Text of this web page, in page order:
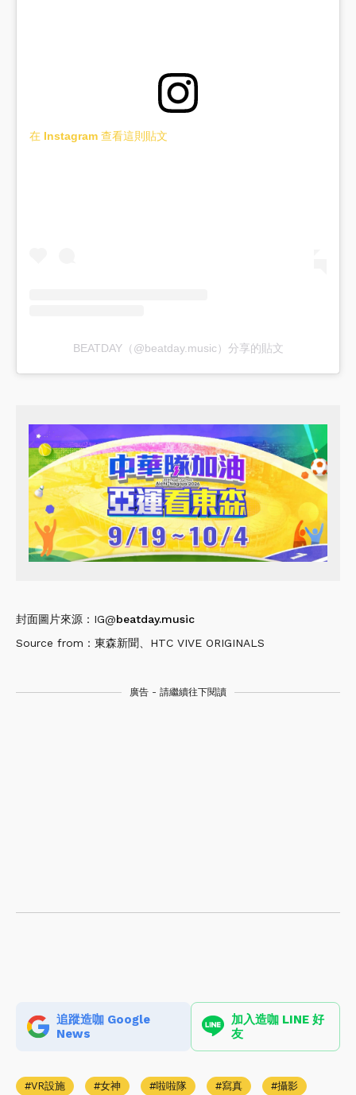
在 Instagram 查看這則貼文
BEATDAY（@beatday.music）分享的貼文
封面圖片來源：IG@beatday.music
Source from：東森新聞、HTC VIVE ORIGINALS
廣告 - 請繼續往下閱讀
追蹤造咖 Google
News
加入造咖 LINE 好
友
VR設施 女神 啦啦隊 寫真 攝影